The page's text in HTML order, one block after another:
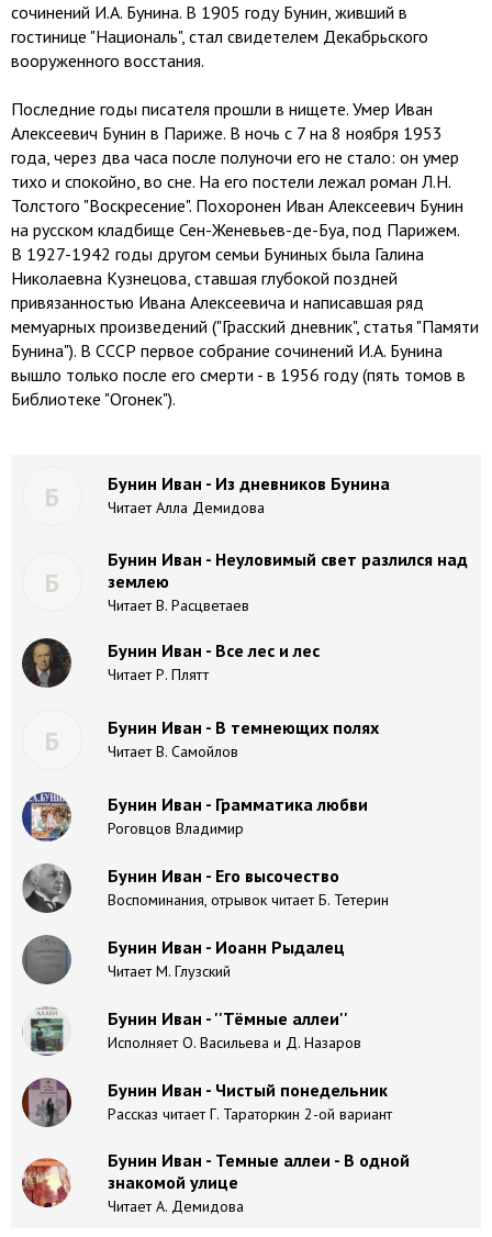
сочинений И.А. Бунина. В 1905 году Бунин, живший в
гостинице "Националь", стал свидетелем Декабрьского
вооруженного восстания.
Последние годы писателя прошли в нищете. Умер Иван
Алексеевич Бунин в Париже. В ночь с 7 на 8 ноября 1953
года, через два часа после полуночи его не стало: он умер
тихо и спокойно, во сне. На его постели лежал роман Л.Н.
Толстого "Воскресение". Похоронен Иван Алексеевич Бунин
на русском кладбище Сен-Женевьев-де-Буа, под Парижем.
В 1927-1942 годы другом семьи Буниных была Галина
Николаевна Кузнецова, ставшая глубокой поздней
привязанностью Ивана Алексеевича и написавшая ряд
мемуарных произведений ("Грасский дневник", статья "Памяти
Бунина"). В СССР первое собрание сочинений И.А. Бунина
вышло только после его смерти - в 1956 году (пять томов в
Библиотеке "Огонек").
Б Бунин Иван - Из дневников Бунина
Читает Алла Демидова
Б
Бунин Иван - Неуловимый свет разлился над
землею
Читает В. Расцветаев
Бунин Иван - Все лес и лес
Читает Р. Плятт
Б Бунин Иван - В темнеющих полях
Читает В. Самойлов
Бунин Иван - Грамматика любви
Роговцов Владимир
Бунин Иван - Его высочество
Воспоминания, отрывок читает Б. Тетерин
Бунин Иван - Иоанн Рыдалец
Читает М. Глузский
Бунин Иван - ''Тёмные аллеи''
Исполняет О. Васильева и Д. Назаров
Бунин Иван - Чистый понедельник
Рассказ читает Г. Тараторкин 2-ой вариант
Бунин Иван - Темные аллеи - В одной
знакомой улице
Читает А. Демидова